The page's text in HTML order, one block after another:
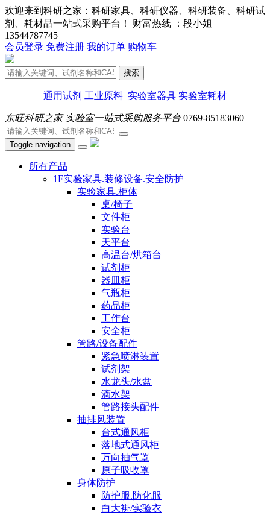
欢迎来到科研之家：科研家具、科研仪器、科研装备、科研试
剂、耗材品一站式采购平台！ 财富热线 ：段小姐
13544787745
会员登录 免费注册 我的订单 购物车
搜索
通用试剂 工业原料 实验室器具 实验室耗材
东旺科研之家|实验室一站式采购服务平台 0769-85183060
Toggle navigation
所有产品
1F实验家具.装修设备.安全防护
实验家具.柜体
桌/椅子
文件柜
实验台
天平台
高温台/烘箱台
试剂柜
器皿柜
气瓶柜
药品柜
工作台
安全柜
管路/设备配件
紧急喷淋装置
试剂架
水龙头/水盆
滴水架
管路接头配件
抽排风装置
台式通风柜
落地式通风柜
万向抽气罩
原子吸收罩
身体防护
防护服.防化服
白大褂/实验衣